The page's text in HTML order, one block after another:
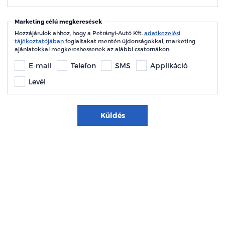
Marketing célú megkeresések
Hozzájárulok ahhoz, hogy a Petrányi-Autó Kft. adatkezelési
tájékoztatójában foglaltakat mentén újdonságokkal, marketing
ajánlatokkal megkereshessenek az alábbi csatornákon:
E-mail Telefon SMS
Applikáció
Levél
Küldés